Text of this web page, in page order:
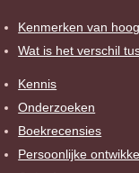
Kenmerken van
Wat is het verschil
Kennis
Onderzoeken
Boekrecensies
Persoonlijke